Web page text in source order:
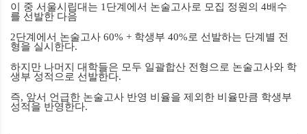
이 중 서울시립대는 1 단계에서 논술고사로 모집 정원의 4배수
를 선발한 다음
2단계에서 논술고사 60% + 학생부 40%로 선발하는 단계별 전
형을 실시한다.
하지만 나머지 대학들은 모두 일괄합산 전형으로 논술고사와 학
생부 성적으로 선발한다.
즉, 앞서 언급한 논술고사 반영 비율을 제외한 비율만큼 학생부
성적을 반영한다.